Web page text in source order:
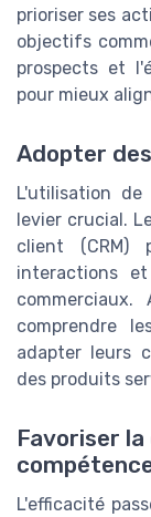
prioriser ses
objectifs
prospects et
pour mieux
Adopter
L'utilisation
levier crucial.
client (CRM)
interactions
comprendre
adapter leurs
des produits
Favoriser
L'efficacité